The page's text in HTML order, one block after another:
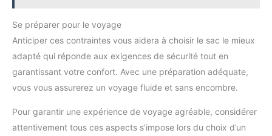
Se préparer pour le voyage
Anticiper ces contraintes vous aidera à choisir le sac le mieux
adapté qui réponde aux exigences de sécurité tout en
garantissant votre confort. Avec une préparation adéquate,
vous vous assurerez un voyage fluide et sans encombre.
Pour garantir une expérience de voyage agréable, considérer
attentivement tous ces aspects s’impose lors du choix d’un